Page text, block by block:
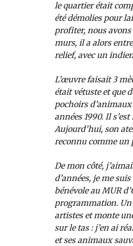
le quartier était
été démolies pour
profiter, nous avons
murs, il a alors
relief, avec un
L’œuvre faisait 3
était vétuste et que
pochoirs d’animaux
années 1990. Il
Aujourd’hui, son
reconnu comme un
De mon côté,
d’années, je me
bénévole au MUR
programmation. Un
artistes et monte
sur le tas : j’en ai
et ses animaux